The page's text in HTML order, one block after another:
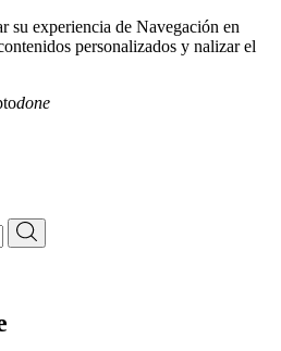
su experiencia de Navegación en
personalizados y nalizar el
done